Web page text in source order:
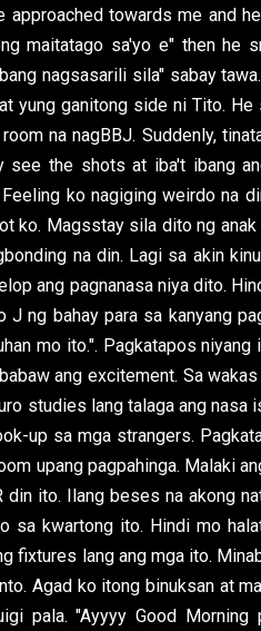
approached towards me and
maitatago sa'yo e" then he
nagsasarili sila" sabay
yung ganitong side ni Tito.
na nagBBJ. Suddenly,
see the shots at iba't ibang
ko nagiging weirdo na
ko. Magsstay sila dito ng
na din. Lagi sa akin
ang pagnanasa niya dito.
J ng bahay para sa kanyang
mo ito.". Pagkatapos
ang excitement. Sa
studies lang talaga ang nasa
up sa mga strangers.
upang pagpahinga. Malaki
din ito. Ilang beses na akong
sa kwartong ito. Hindi mo
fixtures lang ang mga ito.
Agad ko itong binuksan at
pala. "Ayyyy Good